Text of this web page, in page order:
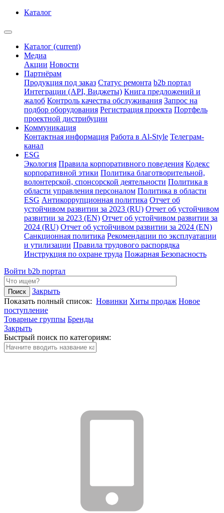
Каталог
Каталог (current)
Медиа
Акции Новости
Партнёрам
Продукция под заказ Статус ремонта b2b портал
Интеграции (API, Виджеты) Книга предложений и
жалоб Контроль качества обслуживания Запрос на
подбор оборудования Регистрация проекта Портфель
проектной дистрибуции
Коммуникация
Контактная информация Работа в Al-Style Телеграм-
канал
ESG
Экология Правила корпоративного поведения Кодекс
корпоративной этики Политика благотворительной,
волонтерской, спонсорской деятельности Политика в
области управления персоналом Политика в области
ESG Антикоррупционная политика Отчет об
устойчивом развитии за 2023 (RU) Отчет об устойчивом
развитии за 2023 (EN) Отчет об устойчивом развитии за
2024 (RU) Отчет об устойчивом развитии за 2024 (EN)
Санкционная политика Рекомендации по эксплуатации
и утилизации Правила трудового распорядка
Инструкция по охране труда Пожарная Безопасность
Войти b2b портал
Закрыть
Показать полный список: Новинки Хиты продаж Новое
поступление
Товарные группы Бренды
Закрыть
Быстрый поиск по категориям: